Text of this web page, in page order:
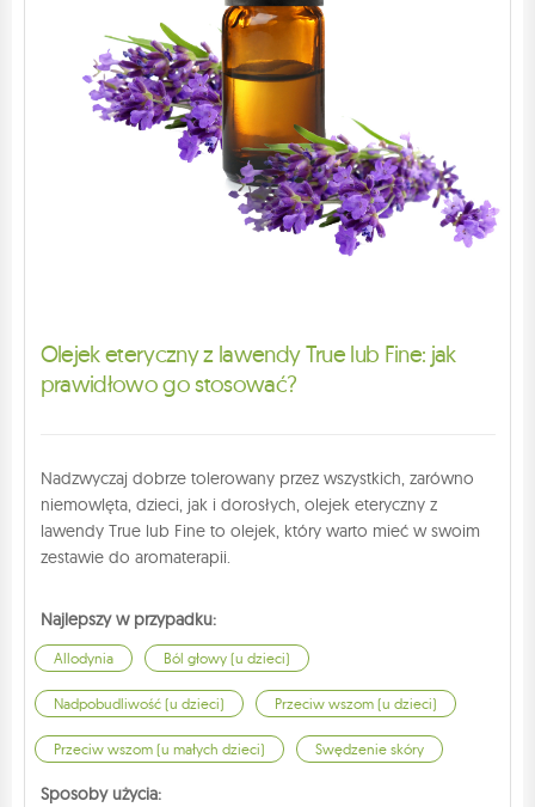
Olejek eteryczny z lawendy True lub Fine: jak
prawidłowo go stosować?
Nadzwyczaj dobrze tolerowany przez wszystkich, zarówno
niemowlęta, dzieci, jak i dorosłych, olejek eteryczny z
lawendy True lub Fine to olejek, który warto mieć w swoim
zestawie do aromaterapii.
Najlepszy w przypadku:
Allodynia Ból głowy (u dzieci)
Nadpobudliwość (u dzieci) Przeciw wszom (u dzieci)
Przeciw wszom (u małych dzieci) Swędzenie skóry
Sposoby użycia: